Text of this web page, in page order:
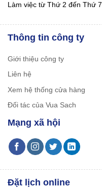
Làm việc từ Thứ 2 đến Thứ 7
Thông tin công ty
Giới thiệu công ty
Liên hệ
Xem hệ thống cửa hàng
Đối tác của Vua Sach
Mạng xã hội
Đặt lịch online